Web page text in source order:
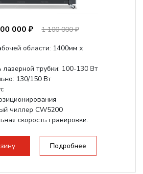
000 ₽
1 100 000 ₽
области: 1400мм х
трубки: 100-130 Вт
130/150 Вт
чиллер CW5200
скорость гравировки:
Подробнее